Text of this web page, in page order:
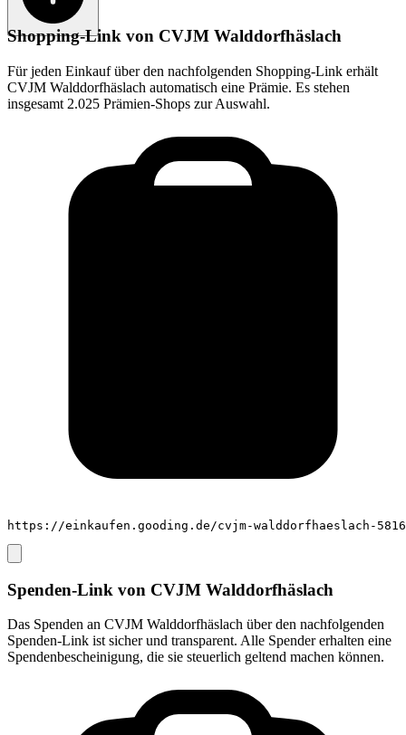
Shopping-Link von CVJM Walddorfhäslach
Für jeden Einkauf über den nachfolgenden Shopping-Link erhält
CVJM Walddorfhäslach automatisch eine Prämie. Es stehen
insgesamt 2.025 Prämien-Shops zur Auswahl.
https://einkaufen.gooding.de/cvjm-walddorfhaeslach-
Spenden-Link von CVJM Walddorfhäslach
Das Spenden an CVJM Walddorfhäslach über den nachfolgenden
Spenden-Link ist sicher und transparent. Alle Spender erhalten eine
Spendenbescheinigung, die sie steuerlich geltend machen können.